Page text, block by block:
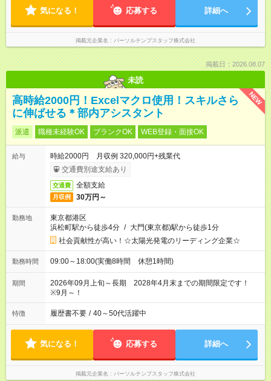
気になる！ 応募する 詳細へ
掲載元企業名 パーソルテンプスタッフ株式会社
掲載日：2026.08.07
未読
NEW
高時給2000円！Excelマクロ使用！スキルさら
に伸ばせる＊部内アシスタント
派遣 職種未経験OK ブランクOK WEB登録・面接OK
給与
時給2000円 月収例 320,000円+残業代
交通費別途支給あり
交通費 全額支給
月収例 30万円～
勤務地
東京都港区
浜松町駅から徒歩4分 / 大門(東京都)駅から徒歩1分
社会貢献性が高い！☆太陽光発電のリーディング企業☆
勤務時間 09:00～18:00(実働8時間 休憩1時間)
期間
2026年09月上旬～長期 2028年4月末までの期間限定です！
※9月～！
特徴 履歴書不要 / 40～50代活躍中
気になる！ 応募する 詳細へ
掲載元企業名 パーソルテンプスタッフ株式会社